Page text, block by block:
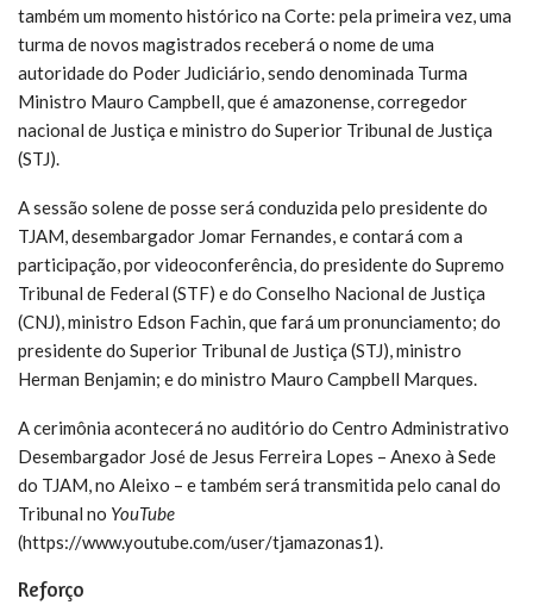
também um momento histórico na Corte: pela primeira vez, uma
turma de novos magistrados receberá o nome de uma
autoridade do Poder Judiciário, sendo denominada Turma
Ministro Mauro Campbell, que é amazonense, corregedor
nacional de Justiça e ministro do Superior Tribunal de Justiça
(STJ).
A sessão solene de posse será conduzida pelo presidente do
TJAM, desembargador Jomar Fernandes, e contará com a
participação, por videoconferência, do presidente do Supremo
Tribunal de Federal (STF) e do Conselho Nacional de Justiça
(CNJ), ministro Edson Fachin, que fará um pronunciamento; do
presidente do Superior Tribunal de Justiça (STJ), ministro
Herman Benjamin; e do ministro Mauro Campbell Marques.
A cerimônia acontecerá no auditório do Centro Administrativo
Desembargador José de Jesus Ferreira Lopes – Anexo à Sede
do TJAM, no Aleixo – e também será transmitida pelo canal do
Tribunal no YouTube
(https://www.youtube.com/user/tjamazonas1).
Reforço